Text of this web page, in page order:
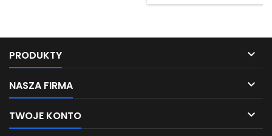
PRODUKTY 
NASZA FIRMA 
TWOJE KONTO 